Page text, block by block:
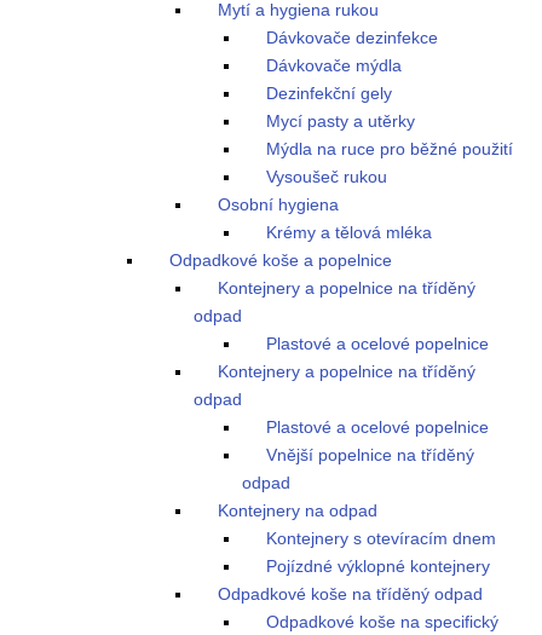
Mytí a hygiena rukou
Dávkovače dezinfekce
Dávkovače mýdla
Dezinfekční gely
Mycí pasty a utěrky
Mýdla na ruce pro běžné použití
Vysoušeč rukou
Osobní hygiena
Krémy a tělová mléka
Odpadkové koše a popelnice
Kontejnery a popelnice na tříděný
odpad
Plastové a ocelové popelnice
Kontejnery a popelnice na tříděný
odpad
Plastové a ocelové popelnice
Vnější popelnice na tříděný
odpad
Kontejnery na odpad
Kontejnery s otevíracím dnem
Pojízdné výklopné kontejnery
Odpadkové koše na tříděný odpad
Odpadkové koše na specifický